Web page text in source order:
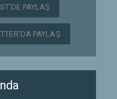
PAYLAŞ
PAYLAŞ